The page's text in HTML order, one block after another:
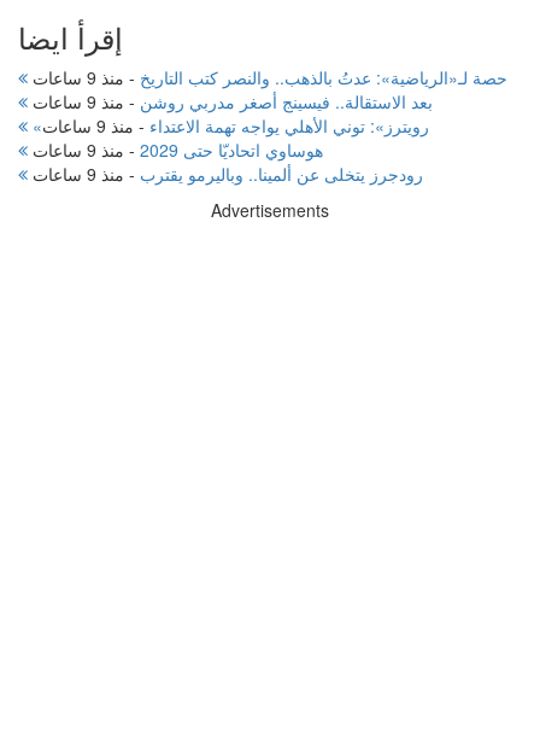
إقرأ ايضا
حصة لـ«الرياضية»: عدتُ بالذهب.. والنصر كتب التاريخ - منذ 9 ساعات
بعد الاستقالة.. فيسينج أصغر مدربي روشن - منذ 9 ساعات
«رويترز»: توني الأهلي يواجه تهمة الاعتداء - منذ 9 ساعات
هوساوي اتحاديّا حتى 2029
- منذ 9 ساعات
رودجرز يتخلى عن ألمينا.. وباليرمو يقترب - منذ 9 ساعات
Advertisements